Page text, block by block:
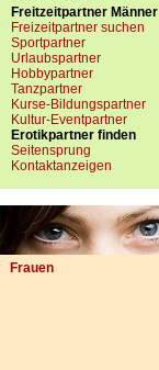
Freitzeitpartner Männer
Freizeitpartner suchen
Sportpartner
Urlaubspartner
Hobbypartner
Tanzpartner
Kurse-Bildungspartner
Kultur-Eventpartner
Erotikpartner finden
Seitensprung
Kontaktanzeigen
Frauen